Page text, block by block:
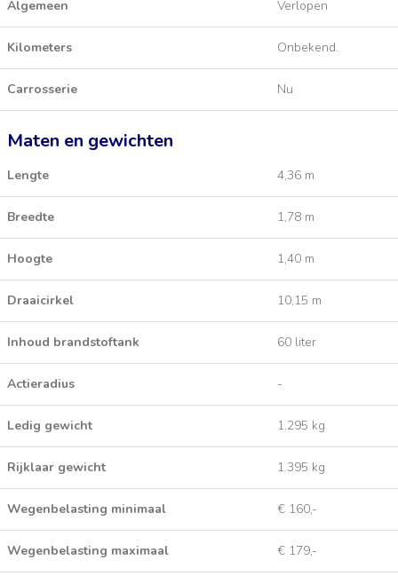
Algemeen Verlopen
Kilometers Onbekend.
Carrosserie Nu
Maten en gewichten
Lengte 4,36 m
Breedte 1,78 m
Hoogte 1,40 m
Draaicirkel 10,15 m
Inhoud brandstoftank 60 liter
Actieradius -
Ledig gewicht 1.295 kg
Rijklaar gewicht 1.395 kg
Wegenbelasting minimaal € 160,-
Wegenbelasting maximaal € 179,-